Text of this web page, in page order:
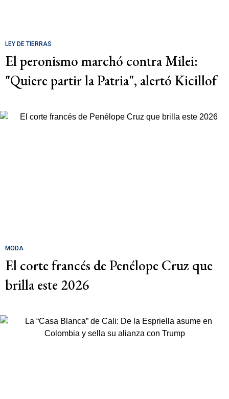
LEY DE TIERRAS
El peronismo marchó contra Milei:
"Quiere partir la Patria", alertó Kicillof
MODA
El corte francés de Penélope Cruz que
brilla este 2026